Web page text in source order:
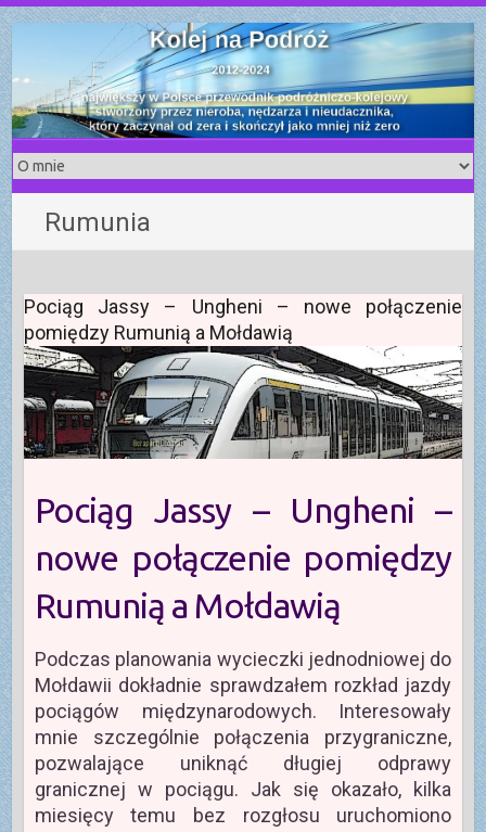
S
k
i
p
t
o
c
o
n
t
e
n
t
Rumunia
Pociąg Jassy – Ungheni – nowe połączenie
pomiędzy Rumunią a Mołdawią
Pociąg Jassy – Ungheni –
nowe połączenie pomiędzy
Rumunią a Mołdawią
Podczas planowania wycieczki jednodniowej do
Mołdawii dokładnie sprawdzałem rozkład jazdy
pociągów międzynarodowych. Interesowały
mnie szczególnie połączenia przygraniczne,
pozwalające uniknąć długiej odprawy
granicznej w pociągu. Jak się okazało, kilka
miesięcy temu bez rozgłosu uruchomiono